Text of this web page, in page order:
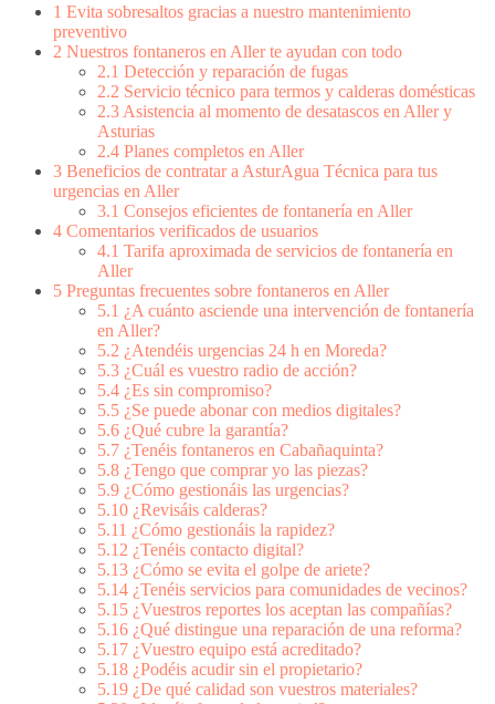
1 Evita sobresaltos gracias a nuestro mantenimiento
preventivo
2 Nuestros fontaneros en Aller te ayudan con todo
2.1 Detección y reparación de fugas
2.2 Servicio técnico para termos y calderas domésticas
2.3 Asistencia al momento de desatascos en Aller y
Asturias
2.4 Planes completos en Aller
3 Beneficios de contratar a AsturAgua Técnica para tus
urgencias en Aller
3.1 Consejos eficientes de fontanería en Aller
4 Comentarios verificados de usuarios
4.1 Tarifa aproximada de servicios de fontanería en
Aller
5 Preguntas frecuentes sobre fontaneros en Aller
5.1 ¿A cuánto asciende una intervención de fontanería
en Aller?
5.2 ¿Atendéis urgencias 24 h en Moreda?
5.3 ¿Cuál es vuestro radio de acción?
5.4 ¿Es sin compromiso?
5.5 ¿Se puede abonar con medios digitales?
5.6 ¿Qué cubre la garantía?
5.7 ¿Tenéis fontaneros en Cabañaquinta?
5.8 ¿Tengo que comprar yo las piezas?
5.9 ¿Cómo gestionáis las urgencias?
5.10 ¿Revisáis calderas?
5.11 ¿Cómo gestionáis la rapidez?
5.12 ¿Tenéis contacto digital?
5.13 ¿Cómo se evita el golpe de ariete?
5.14 ¿Tenéis servicios para comunidades de vecinos?
5.15 ¿Vuestros reportes los aceptan las compañías?
5.16 ¿Qué distingue una reparación de una reforma?
5.17 ¿Vuestro equipo está acreditado?
5.18 ¿Podéis acudir sin el propietario?
5.19 ¿De qué calidad son vuestros materiales?